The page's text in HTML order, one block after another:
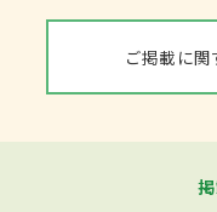
ご掲載に